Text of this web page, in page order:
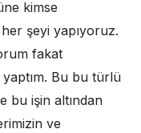
kimse
şeyi yapıyoruz.
fakat
Bu bu türlü
bu işin altından
ve